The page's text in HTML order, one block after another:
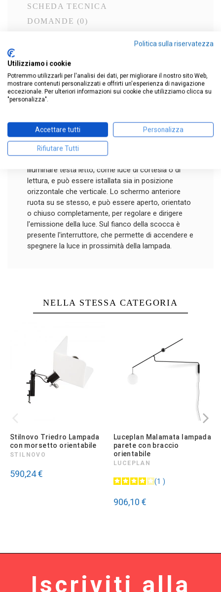
SCHEDA TECNICA
DOMANDE (0)
disegnata da Charlotte Perriand ispirata alle linee
del passato ma ancora attuale, realizzata in
metallo con montatura in grigio antracite e
schermo azzurro. L’interesse di Perriand per gli
schermi pivotanti riflette la sua osservazione sui
controllare e direzionare il fascio di luce od
oscurarlo quasi completamente fino a creare una
luce di cortesia.
Lampada che si presta particolarmente ad
illuminare testa letto, come luce di cortesia o di
lettura, e può essere istallata sia in posizione
orizzontale che verticale. Lo schermo anteriore
ruota su se stesso, e può essere aperto, orientato
o chiuso completamente, per regolare e dirigere
l'emissione della luce. Sul fianco della scocca è
presente l'interruttore, che permette di accendere e
spegnere la luce in prossimità della lampada.
NELLA STESSA CATEGORIA
Stilnovo Triedro Lampada
con morsetto orientabile
STILNOVO
590,24 €
Luceplan Malamata lampada
parete con braccio
orientabile
LUCEPLAN
1
906,10 €
Iscriviti alla
Politica sulla riservatezza
Utilizziamo i cookie
Potremmo utilizzarli per l'analisi dei dati, per migliorare il nostro sito Web,
mostrare contenuti personalizzati e offrirti un'esperienza di navigazione
eccezionale. Per ulteriori informazioni sui cookie che utilizziamo clicca su
"personalizza".
Accettare tutti Personalizza
Rifiutare Tutti